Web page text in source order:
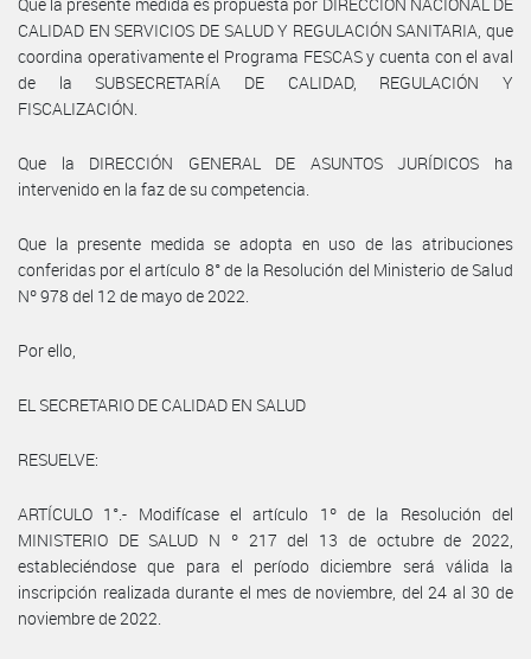
CALIDAD EN SERVICIOS DE SALUD Y REGULACIÓN SANITARIA, que
coordina operativamente el Programa FESCAS y cuenta con el aval
de la SUBSECRETARÍA DE CALIDAD, REGULACIÓN Y
FISCALIZACIÓN.
Que la DIRECCIÓN GENERAL DE ASUNTOS JURÍDICOS ha
intervenido en la faz de su competencia.
Que la presente medida se adopta en uso de las atribuciones
conferidas por el artículo 8° de la Resolución del Ministerio de Salud
Nº 978 del 12 de mayo de 2022.
Por ello,
EL SECRETARIO DE CALIDAD EN SALUD
RESUELVE:
ARTÍCULO 1°.- Modifícase el artículo 1º de la Resolución del
MINISTERIO DE SALUD N º 217 del 13 de octubre de 2022,
estableciéndose que para el período diciembre será válida la
inscripción realizada durante el mes de noviembre, del 24 al 30 de
noviembre de 2022.